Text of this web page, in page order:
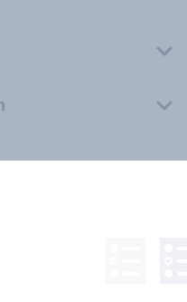
Rechte vorbehalten.